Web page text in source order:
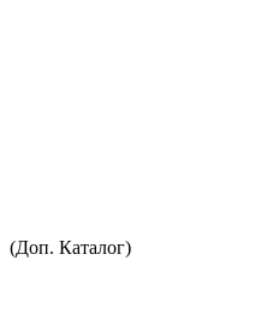
(Доп. Каталог)